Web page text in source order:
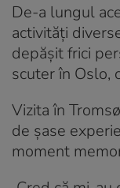
De-a lungul
activități
depășit frici
scuter în Oslo,
Vizita în
de șase
moment